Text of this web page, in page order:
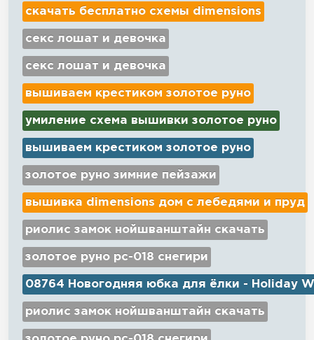
скачать бесплатно схемы dimensions
секс лошат и девочка
секс лошат и девочка
вышиваем крестиком золотое руно
умиление схема вышивки золотое руно
вышиваем крестиком золотое руно
золотое руно зимние пейзажи
вышивка dimensions дом с лебедями и пруд
риолис замок нойшванштайн скачать
золотое руно рс-018 снегири
08764 Новогодняя юбка для ёлки - Holiday
риолис замок нойшванштайн скачать